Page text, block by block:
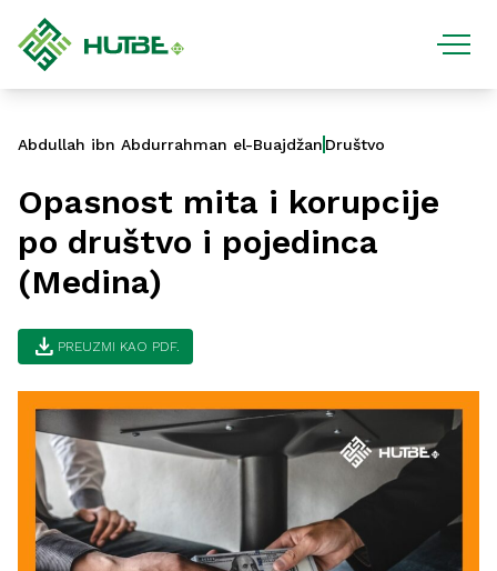
Abdullah ibn Abdurrahman el-Buajdžan Društvo
Opasnost mita i korupcije
po društvo i pojedinca
(Medina)
download PREUZMI KAO PDF.